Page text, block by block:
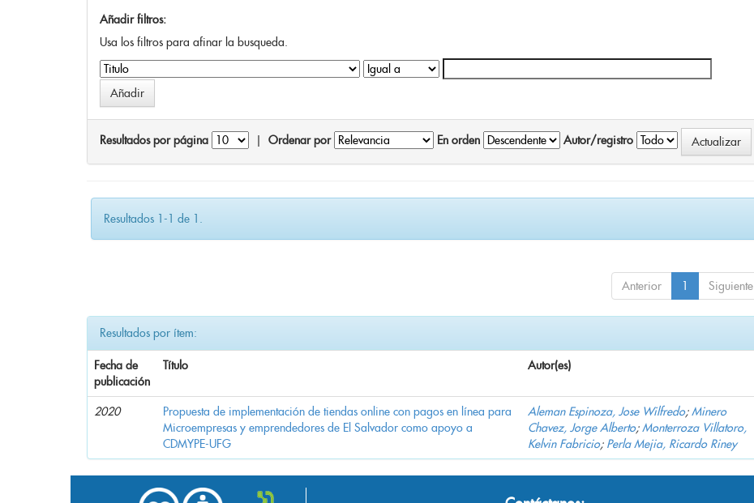
Añadir filtros:
Usa los filtros para afinar la busqueda.
Resultados por página Ordenar por En orden Autor/registro
Resultados 1-1 de 1.
Anterior 1 Siguiente
Resultados por ítem:
Fecha de
publicación
Título Autor(es)
2020
Propuesta de implementación de tiendas online con pagos en línea para
Microempresas y emprendedores de El Salvador como apoyo a
CDMYPE-UFG
Aleman Espinoza, Jose Wilfredo;Minero
Chavez, Jorge Alberto;Monterroza Villatoro,
Kelvin Fabricio; Perla Mejia, Ricardo Riney